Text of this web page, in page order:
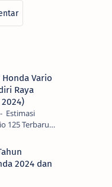
Vario
Raya
Estimasi
125 Terbaru
September
Astra Honda
2024 dan